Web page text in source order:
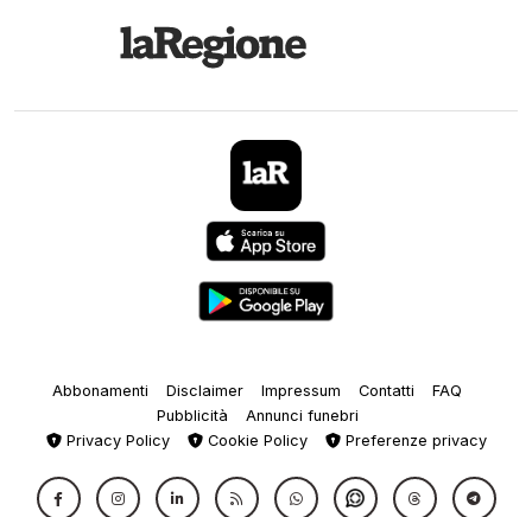
Abbonamenti Disclaimer Impressum Contatti
FAQ
Pubblicità
Annunci funebri
Privacy Policy
Cookie Policy Preferenze privacy